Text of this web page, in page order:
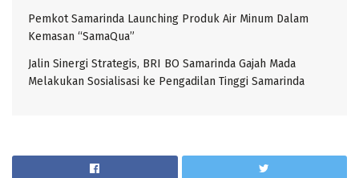
Pemkot Samarinda Launching Produk Air Minum Dalam
Kemasan “SamaQua”
Jalin Sinergi Strategis, BRI BO Samarinda Gajah Mada
Melakukan Sosialisasi ke Pengadilan Tinggi Samarinda